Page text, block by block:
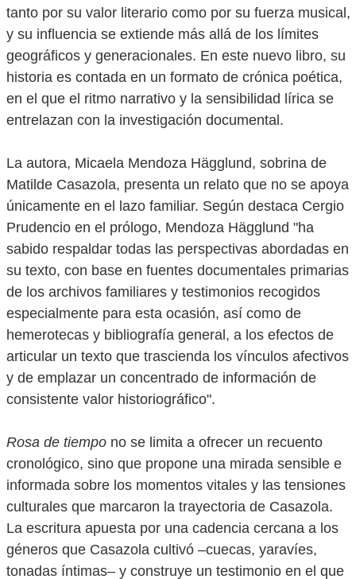
tanto por su valor literario como por su fuerza musical,
y su influencia se extiende más allá de los límites
geográficos y generacionales. En este nuevo libro, su
historia es contada en un formato de crónica poética,
en el que el ritmo narrativo y la sensibilidad lírica se
entrelazan con la investigación documental.
La autora, Micaela Mendoza Hägglund, sobrina de
Matilde Casazola, presenta un relato que no se apoya
únicamente en el lazo familiar. Según destaca Cergio
Prudencio en el prólogo, Mendoza Hägglund "ha
sabido respaldar todas las perspectivas abordadas en
su texto, con base en fuentes documentales primarias
de los archivos familiares y testimonios recogidos
especialmente para esta ocasión, así como de
hemerotecas y bibliografía general, a los efectos de
articular un texto que trascienda los vínculos afectivos
y de emplazar un concentrado de información de
consistente valor historiográfico".
Rosa de tiempo no se limita a ofrecer un recuento
cronológico, sino que propone una mirada sensible e
informada sobre los momentos vitales y las tensiones
culturales que marcaron la trayectoria de Casazola.
La escritura apuesta por una cadencia cercana a los
géneros que Casazola cultivó –cuecas, yaravíes,
tonadas íntimas– y construye un testimonio en el que